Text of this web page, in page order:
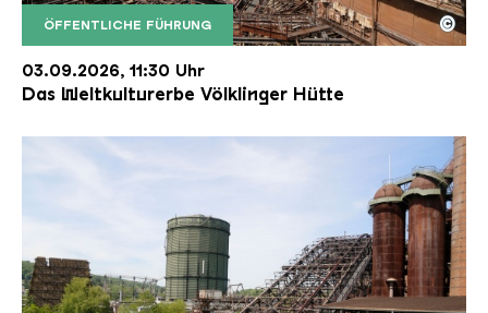
ÖFFENTLICHE FÜHRUNG
Der Erzschrägaufzug der Völklinger Hütte mit
Copyright: Weltkulturerbe Völklinger Hütte | Karl
©
03.09.2026, 11:30 Uhr
Das Weltkulturerbe Völklinger Hütte